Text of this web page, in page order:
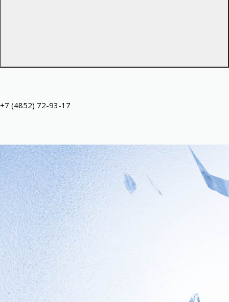
+7 (4852) 72-93-17